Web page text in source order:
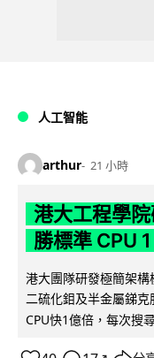
人工智能
arthur 21 小時
港大工程學
勝標準 CPU
港大團隊研發極簡架
二硫化鉬及半金屬銻
CPU快1億倍，每次搜